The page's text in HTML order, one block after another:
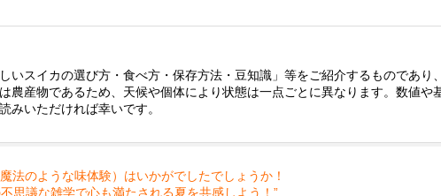
いスイカの選び方・食べ方・保存方法・豆知識」等をご紹介するものであり
農産物であるため、天候や個体により状態は一点ごとに異なります。数値や
みいただければ幸いです。
法のような味体験）はいかがでしたでしょうか！
思議な雑学で心も満たされる夏を共感しよう！”